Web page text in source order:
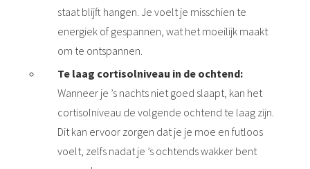
staat blijft hangen. Je voelt je misschien te
energiek of gespannen, wat het moeilijk maakt
om te ontspannen.
Te laag cortisolniveau in de ochtend:
Wanneer je ’s nachts niet goed slaapt, kan het
cortisolniveau de volgende ochtend te laag zijn.
Dit kan ervoor zorgen dat je je moe en futloos
voelt, zelfs nadat je ’s ochtends wakker bent